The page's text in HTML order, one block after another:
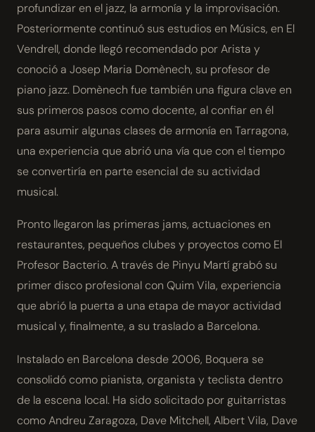
profundizar en el jazz, la armonía y la improvisación.
Posteriormente continuó sus estudios en Músics, en El
Vendrell, donde llegó recomendado por Arista y
conoció a Josep Maria Domènech, su profesor de
piano jazz. Domènech fue también una figura clave en
sus primeros pasos como docente, al confiar en él
para asumir algunas clases de armonía en Tarragona,
una experiencia que abrió una vía que con el tiempo
se convertiría en parte esencial de su actividad
musical.
Pronto llegaron las primeras jams, actuaciones en
restaurantes, pequeños clubes y proyectos como El
Profesor Bacterio. A través de Pinyu Martí grabó su
primer disco profesional con Quim Vila, experiencia
que abrió la puerta a una etapa de mayor actividad
musical y, finalmente, a su traslado a Barcelona.
Instalado en Barcelona desde 2006, Boquera se
consolidó como pianista, organista y teclista dentro
de la escena local. Ha sido solicitado por guitarristas
como Andreu Zaragoza, Dave Mitchell, Albert Vila, Dave